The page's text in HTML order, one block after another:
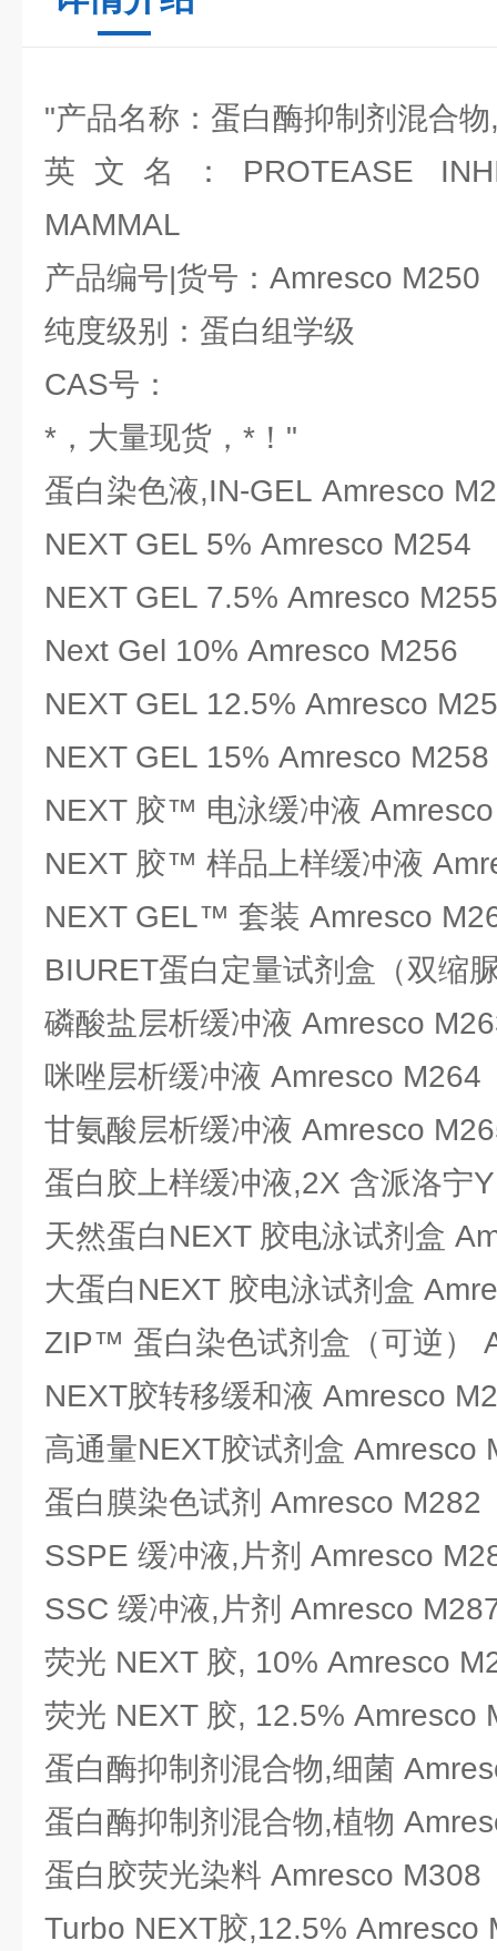
"产品名称：蛋白酶抑制剂混合
英文名：PROTEASE
MAMMAL
产品编号|货号：Amresco M250
纯度级别：蛋白组学级
CAS号：
*，大量现货，*！"
蛋白染色液,IN-GEL Amresco
NEXT GEL 5% Amresco M254
NEXT GEL 7.5% Amresco M255
Next Gel 10% Amresco M256
NEXT GEL 12.5% Amresco
NEXT GEL 15% Amresco M258
NEXT 胶™ 电泳缓冲液
NEXT 胶™ 样品上样缓冲液
NEXT GEL™ 套装 Amresco
BIURET蛋白定量试剂盒（双缩
磷酸盐层析缓冲液 Amresco
咪唑层析缓冲液 Amresco M264
甘氨酸层析缓冲液 Amresco
蛋白胶上样缓冲液,2X 含派洛宁
天然蛋白NEXT 胶电泳试剂盒
大蛋白NEXT 胶电泳试剂盒
ZIP™ 蛋白染色试剂盒（可逆）
NEXT胶转移缓和液 Amresco
高通量NEXT胶试剂盒 Amresco
蛋白膜染色试剂 Amresco M282
SSPE 缓冲液,片剂 Amresco
SSC 缓冲液,片剂 Amresco
荧光 NEXT 胶, 10% Amresco
荧光 NEXT 胶, 12.5% Amresco
蛋白酶抑制剂混合物,细菌
蛋白酶抑制剂混合物,植物
蛋白胶荧光染料 Amresco M308
Turbo NEXT胶,12.5% Amresco